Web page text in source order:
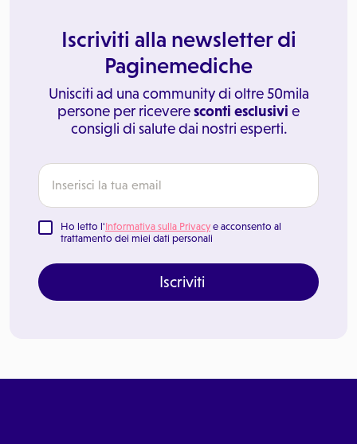
Iscriviti alla newsletter di
Paginemediche
Unisciti ad una community di oltre 50mila
persone per riceveresconti esclusivi e
consigli di salute dai nostri esperti.
Ho letto l'Informativa sulla Privacy e acconsento al
trattamento dei miei dati personali
Iscriviti